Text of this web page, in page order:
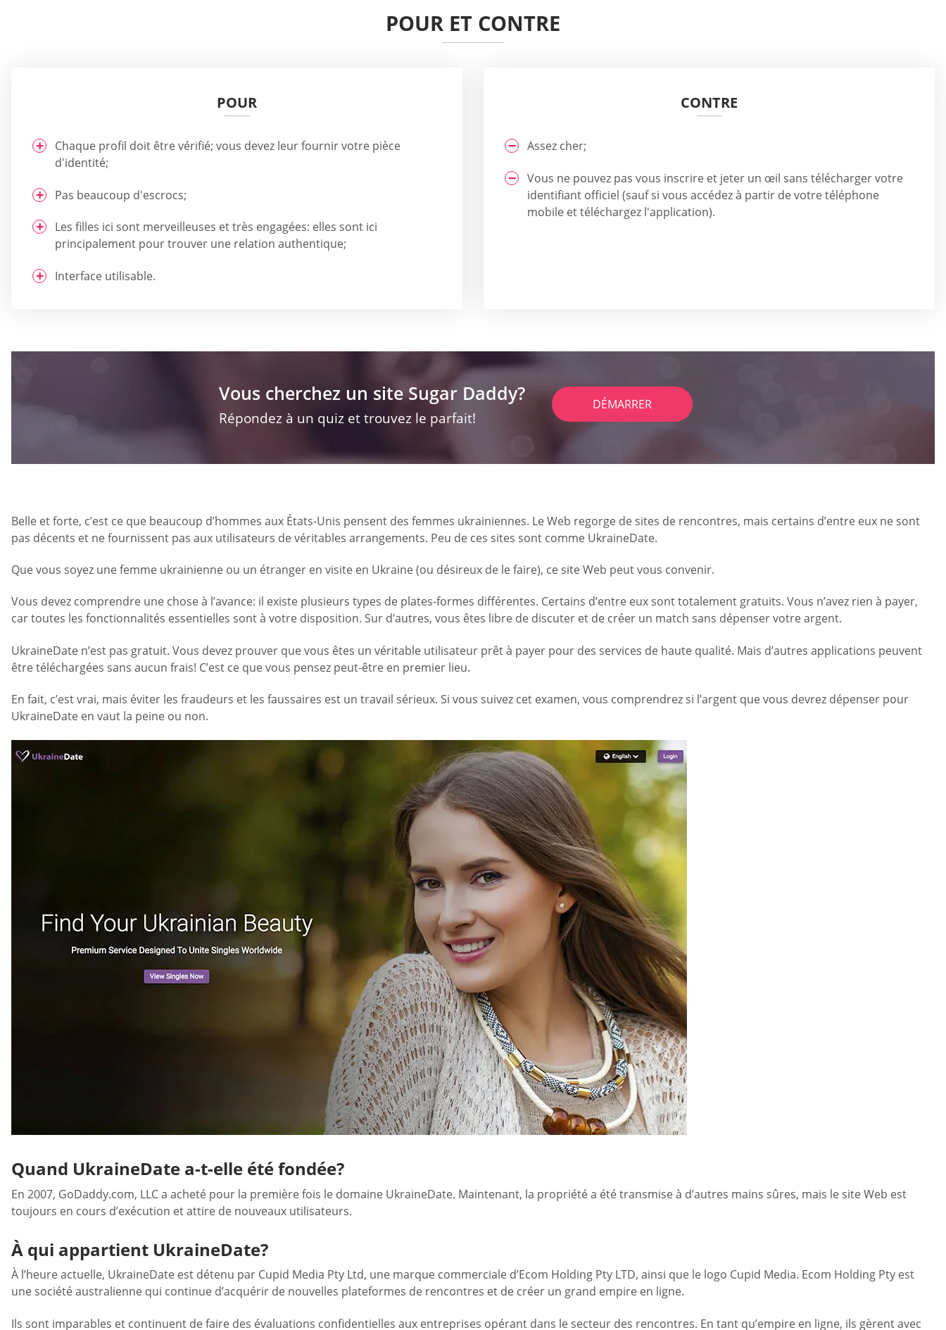
POUR ET CONTRE
POUR
Chaque profil doit être vérifié; vous devez leur fournir votre pièce
d'identité;
Pas beaucoup d'escrocs;
Les filles ici sont merveilleuses et très engagées: elles sont ici
principalement pour trouver une relation authentique;
Interface utilisable.
CONTRE
Assez cher;
Vous ne pouvez pas vous inscrire et jeter un œil sans télécharger votre
identifiant officiel (sauf si vous accédez à partir de votre téléphone
mobile et téléchargez l'application).
Vous cherchez un site Sugar Daddy?
Répondez à un quiz et trouvez le parfait!
DÉMARRER
Belle et forte, c’est ce que beaucoup d’hommes aux États-Unis pensent des femmes ukrainiennes. Le Web regorge de sites de rencontres, mais certains d’entre eux ne sont
pas décents et ne fournissent pas aux utilisateurs de véritables arrangements. Peu de ces sites sont comme UkraineDate.
Que vous soyez une femme ukrainienne ou un étranger en visite en Ukraine (ou désireux de le faire), ce site Web peut vous convenir.
Vous devez comprendre une chose à l’avance: il existe plusieurs types de plates-formes différentes. Certains d’entre eux sont totalement gratuits. Vous n’avez rien à payer,
car toutes les fonctionnalités essentielles sont à votre disposition. Sur d’autres, vous êtes libre de discuter et de créer un match sans dépenser votre argent.
UkraineDate n’est pas gratuit. Vous devez prouver que vous êtes un véritable utilisateur prêt à payer pour des services de haute qualité. Mais d’autres applications peuvent
être téléchargées sans aucun frais! C’est ce que vous pensez peut-être en premier lieu.
En fait, c’est vrai, mais éviter les fraudeurs et les faussaires est un travail sérieux. Si vous suivez cet examen, vous comprendrez si l’argent que vous devrez dépenser pour
UkraineDate en vaut la peine ou non.
Quand UkraineDate a-t-elle été fondée?
En 2007, GoDaddy.com, LLC a acheté pour la première fois le domaine UkraineDate. Maintenant, la propriété a été transmise à d’autres mains sûres, mais le site Web est
toujours en cours d’exécution et attire de nouveaux utilisateurs.
À qui appartient UkraineDate?
À l’heure actuelle, UkraineDate est détenu par Cupid Media Pty Ltd, une marque commerciale d’Ecom Holding Pty LTD, ainsi que le logo Cupid Media. Ecom Holding Pty est
une société australienne qui continue d’acquérir de nouvelles plateformes de rencontres et de créer un grand empire en ligne.
Ils sont imparables et continuent de faire des évaluations confidentielles aux entreprises opérant dans le secteur des rencontres. En tant qu’empire en ligne, ils gèrent avec